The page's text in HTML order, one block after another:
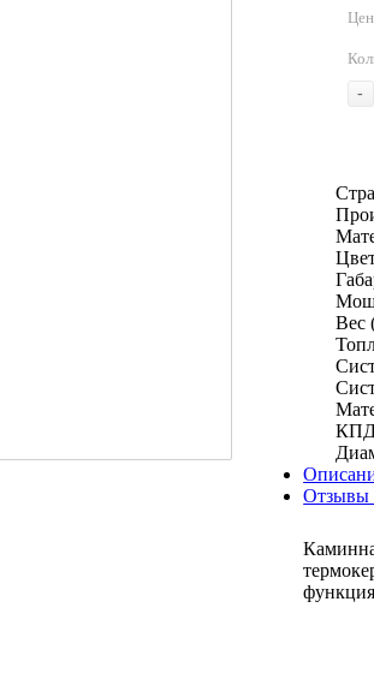
-
Вес
Отзывы